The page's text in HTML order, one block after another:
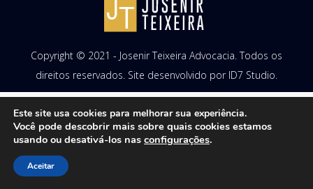
Copyright © 2021 - Josenir Teixeira Advocacia. Todos os
direitos reservados. Site desenvolvido por ID7 Studio.
Este site usa cookies para melhorar sua experiência.
Você pode descobrir mais sobre quais cookies estamos
usando ou desativá-los nas configurações.
Aceitar